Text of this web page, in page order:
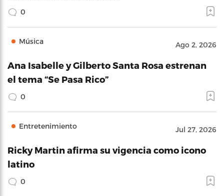
0
Música Ago 2, 2026
Ana Isabelle y Gilberto Santa Rosa estrenan
el tema “Se Pasa Rico”
0
Entretenimiento Jul 27, 2026
Ricky Martin afirma su vigencia como icono
latino
0